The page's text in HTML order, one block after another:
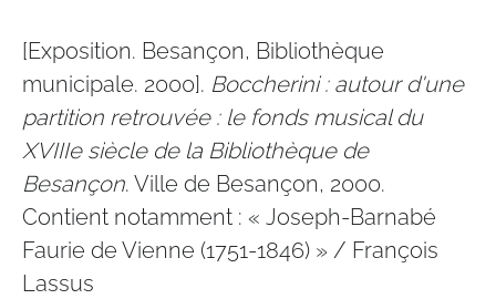
[Exposition. Besançon, Bibliothèque
municipale. 2000]. Boccherini : autour d'une
partition retrouvée : le fonds musical du
XVIIIe siècle de la Bibliothèque de
Besançon. Ville de Besançon, 2000.
Contient notamment : « Joseph-Barnabé
Faurie de Vienne (1751-1846) » / François
Lassus